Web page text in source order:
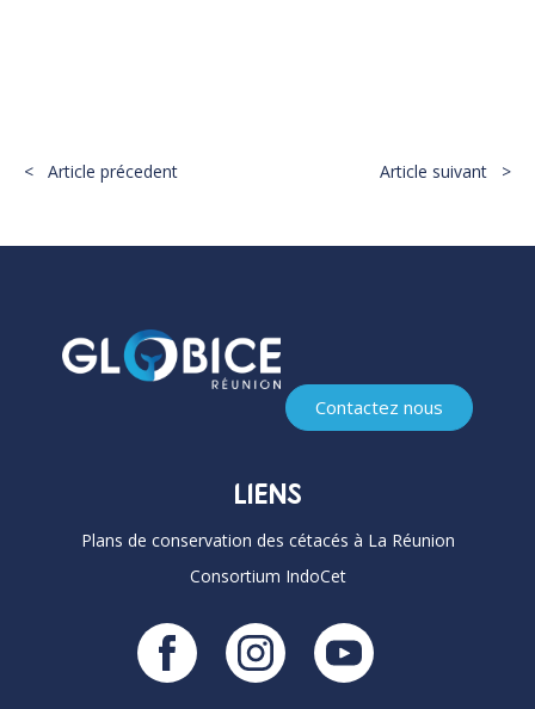
< Article précedent Article suivant >
Contactez nous
LIENS
Plans de conservation des cétacés à La Réunion
Consortium IndoCet